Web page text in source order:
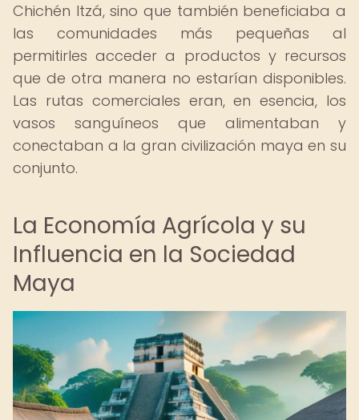
Chichén Itzá, sino que también beneficiaba a
las comunidades más pequeñas al
permitirles acceder a productos y recursos
que de otra manera no estarían disponibles.
Las rutas comerciales eran, en esencia, los
vasos sanguíneos que alimentaban y
conectaban a la gran civilización maya en su
conjunto.
La Economía Agrícola y su
Influencia en la Sociedad
Maya